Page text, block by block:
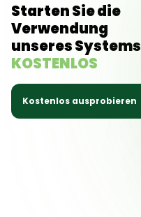
Starten Sie die
Verwendung
unseres Systems
KOSTENLOS
Kostenlos ausprobieren